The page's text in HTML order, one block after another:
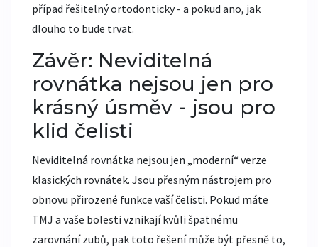
případ řešitelný ortodonticky - a pokud ano, jak
dlouho to bude trvat.
Závěr: Neviditelná
rovnátka nejsou jen pro
krásný úsměv - jsou pro
klid čelisti
Neviditelná rovnátka nejsou jen „moderní“ verze
klasických rovnátek. Jsou přesným nástrojem pro
obnovu přirozené funkce vaší čelisti. Pokud máte
TMJ a vaše bolesti vznikají kvůli špatnému
zarovnání zubů, pak toto řešení může být přesně to,